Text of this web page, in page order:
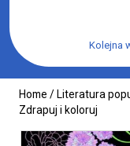
content
Kolejna
Home / Literatura
Zdrapuj i koloruj